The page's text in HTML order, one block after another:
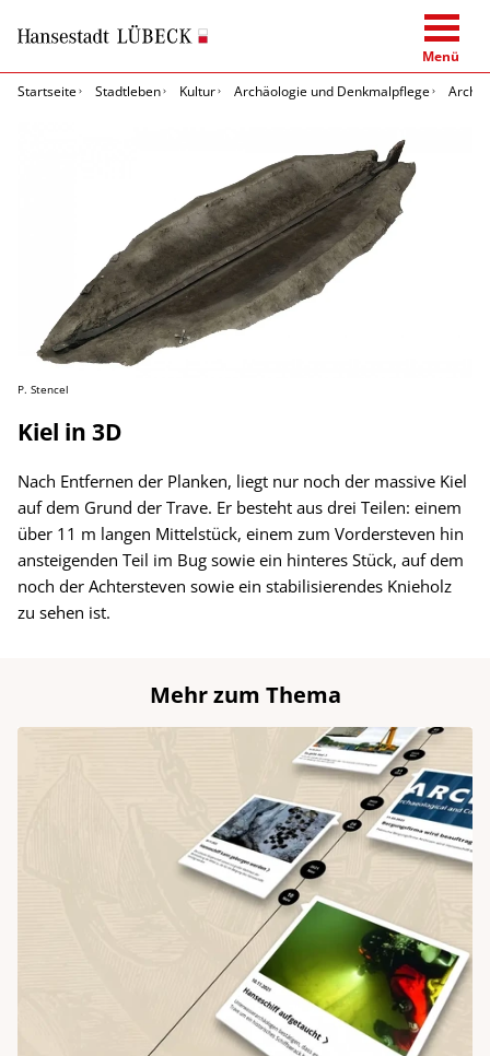
Menü
Startseite
Stadtleben Kultur Archäologie und Denkmalpflege
P. Stencel
Kiel in 3D
Nach Entfernen der Planken, liegt nur noch der massive Kiel
auf dem Grund der Trave. Er besteht aus drei Teilen: einem
über 11 m langen Mittelstück, einem zum Vordersteven hin
ansteigenden Teil im Bug sowie ein hinteres Stück, auf dem
noch der Achtersteven sowie ein stabilisierendes Knieholz
zu sehen ist.
Mehr zum Thema